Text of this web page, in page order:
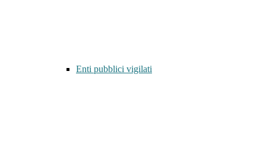
Enti pubblici vigilati